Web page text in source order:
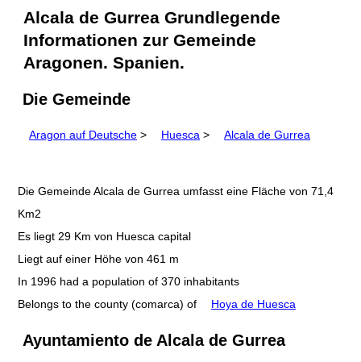
Alcala de Gurrea Grundlegende
Informationen zur Gemeinde
Aragonen. Spanien.
Die Gemeinde
Aragon auf Deutsche > Huesca > Alcala de Gurrea
Die Gemeinde Alcala de Gurrea umfasst eine Fläche von 71,4
Km2
Es liegt 29 Km von Huesca capital
Liegt auf einer Höhe von 461 m
In 1996 had a population of 370 inhabitants
Belongs to the county (comarca) of
Hoya de Huesca
Ayuntamiento de Alcala de Gurrea